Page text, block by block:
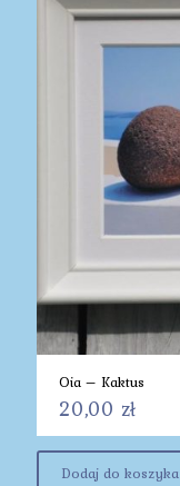
Oia – Kaktus
20,00 zł
Dodaj do koszyka